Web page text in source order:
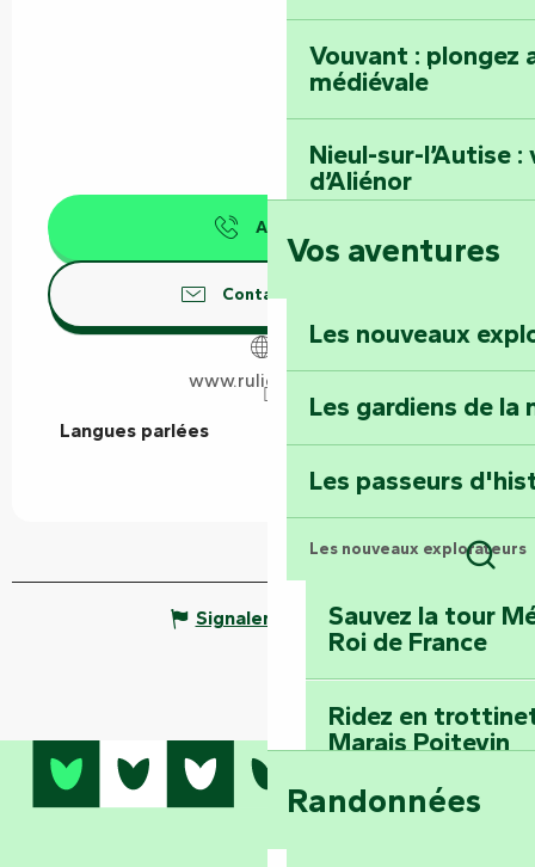
Vouvant : plongez
médiévale
Nieul-sur-l’Autise
d’Aliénor
Foussais-Payré :
Faymoreau :
épopée minière
Terre d’étoiles :
Vos aventures
Les nouveaux
Les gardiens de la
Les passeurs
Les nouveaux explorateurs
Sauvez la tour
Roi de France
Ridez en
Marais Poitevin
Embarquez pour
Randonnées
Appeler
Contactez-nous
www.rulieres.com
Langues parlées
Langues parlées
Signaler une erreur